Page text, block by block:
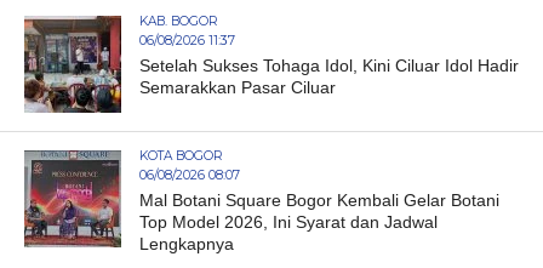
KAB. BOGOR
06/08/2026 11:37
Setelah Sukses Tohaga Idol, Kini Ciluar Idol Hadir
Semarakkan Pasar Ciluar
KOTA BOGOR
06/08/2026 08:07
Mal Botani Square Bogor Kembali Gelar Botani
Top Model 2026, Ini Syarat dan Jadwal
Lengkapnya